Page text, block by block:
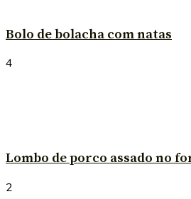
Bolo de bolacha com natas
4
Lombo de porco assado no
2